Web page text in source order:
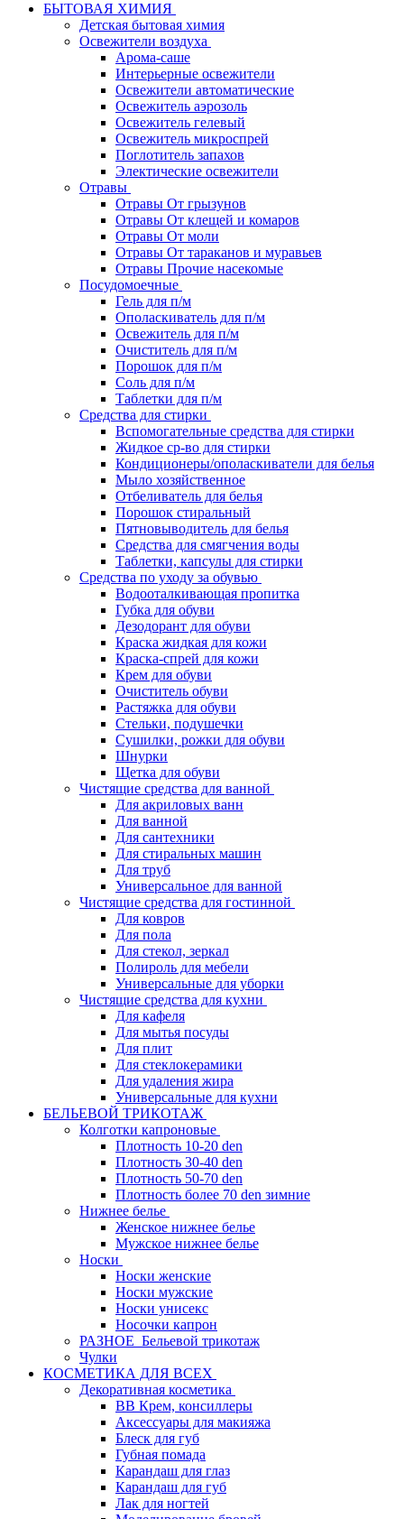
БЫТОВАЯ ХИМИЯ
Детская бытовая химия
Освежители воздуха
Арома-саше
Интерьерные освежители
Освежители автоматические
Освежитель аэрозоль
Освежитель гелевый
Освежитель микроспрей
Поглотитель запахов
Электические освежители
Отравы
Отравы От грызунов
Отравы От клещей и комаров
Отравы От моли
Отравы От тараканов и муравьев
Отравы Прочие насекомые
Посудомоечные
Гель для п/м
Ополаскиватель для п/м
Освежитель для п/м
Очиститель для п/м
Порошок для п/м
Соль для п/м
Таблетки для п/м
Средства для стирки
Вспомогательные средства для стирки
Жидкое ср-во для стирки
Кондиционеры/ополаскиватели для белья
Мыло хозяйственное
Отбеливатель для белья
Порошок стиральный
Пятновыводитель для белья
Средства для смягчения воды
Таблетки, капсулы для стирки
Средства по уходу за обувью
Водооталкивающая пропитка
Губка для обуви
Дезодорант для обуви
Краска жидкая для кожи
Краска-спрей для кожи
Крем для обуви
Очиститель обуви
Растяжка для обуви
Стельки, подушечки
Сушилки, рожки для обуви
Шнурки
Щетка для обуви
Чистящие средства для ванной
Для акриловых ванн
Для ванной
Для сантехники
Для стиральных машин
Для труб
Универсальное для ванной
Чистящие средства для гостинной
Для ковров
Для пола
Для стекол, зеркал
Полироль для мебели
Универсальные для уборки
Чистящие средства для кухни
Для кафеля
Для мытья посуды
Для плит
Для стеклокерамики
Для удаления жира
Универсальные для кухни
БЕЛЬЕВОЙ ТРИКОТАЖ
Колготки капроновые
Плотность 10-20 den
Плотность 30-40 den
Плотность 50-70 den
Плотность более 70 den зимние
Нижнее белье
Женское нижнее белье
Мужское нижнее белье
Носки
Носки женские
Носки мужские
Носки унисекс
Носочки капрон
РАЗНОЕ_Бельевой трикотаж
Чулки
КОСМЕТИКА ДЛЯ ВСЕХ
Декоративная косметика
BB Крем, консиллеры
Аксессуары для макияжа
Блеск для губ
Губная помада
Карандаш для глаз
Карандаш для губ
Лак для ногтей